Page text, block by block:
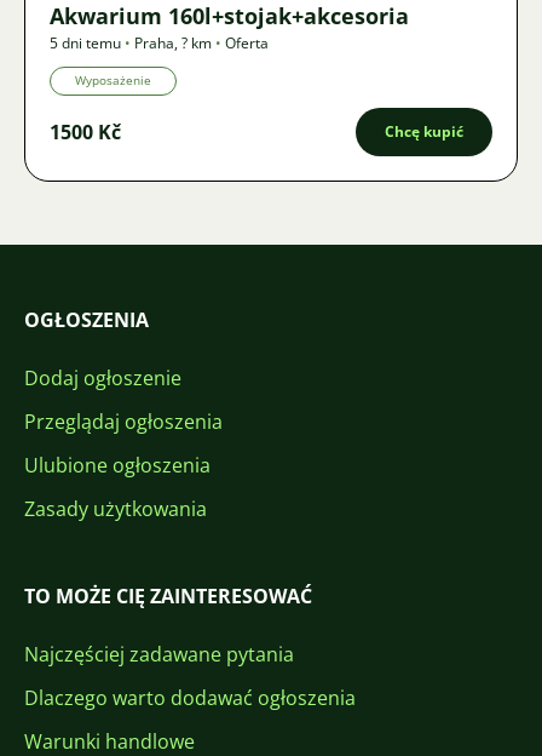
Akwarium 160l+stojak+akcesoria
5 dni temu • Praha,? km • Oferta
Wyposażenie
1500 Kč Chcę kupić
OGŁOSZENIA
Dodaj ogłoszenie
Przeglądaj ogłoszenia
Ulubione ogłoszenia
Zasady użytkowania
TO MOŻE CIĘ ZAINTERESOWAĆ
Najczęściej zadawane pytania
Dlaczego warto dodawać ogłoszenia
Warunki handlowe